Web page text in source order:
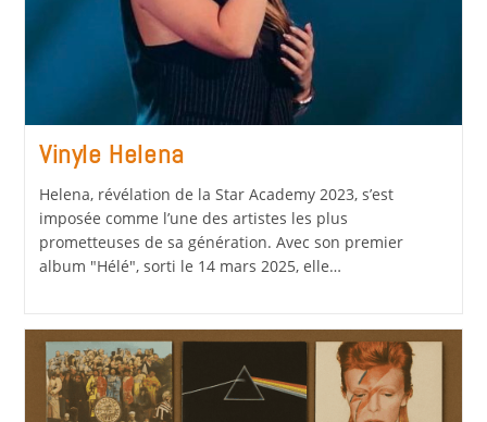
Vinyle Helena
Helena, révélation de la Star Academy 2023, s’est
imposée comme l’une des artistes les plus
prometteuses de sa génération. Avec son premier
album "Hélé", sorti le 14 mars 2025, elle…